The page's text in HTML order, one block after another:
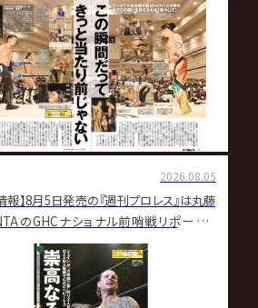
2026.08.05
報】8月5日発売の『週刊プロレス』は丸藤
のGHCナショナル前哨戦リポート＆
Talk」にEita登場！